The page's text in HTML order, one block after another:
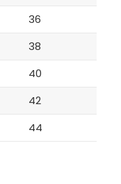
36
38
40
42
44